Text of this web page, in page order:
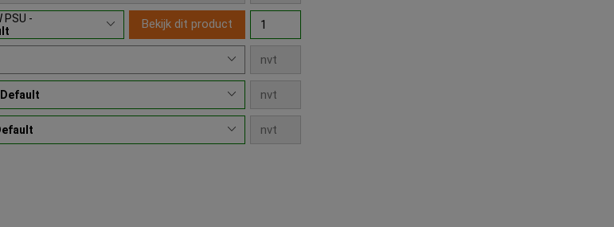
PSU -
Bekijk dit product